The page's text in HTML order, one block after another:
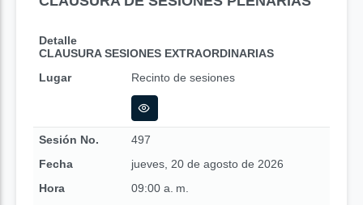
Detalle
CLAUSURA SESIONES EXTRAORDINARIAS
Lugar
Recinto de sesiones
Sesión No.
497
Fecha
jueves, 20 de agosto de 2026
Hora
09:00 a. m.